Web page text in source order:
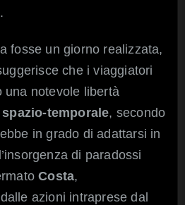
fosse un giorno realizzata,
che i viaggiatori
una notevole libertà
temporale, secondo
in grado di adattarsi in
di paradossi
Costa,
azioni intraprese dal